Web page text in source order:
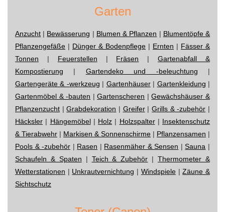
Garten
Anzucht | Bewässerung | Blumen & Pflanzen | Blumentöpfe &
Pflanzengefäße | Dünger & Bodenpflege | Ernten | Fässer &
Tonnen | Feuerstellen | Fräsen |Gartenabfall &
Kompostierung | Gartendeko und -beleuchtung |
Gartengeräte & -werkzeug | Gartenhäuser| Gartenkleidung |
Gartenmöbel & -bauten |Gartenscheren |Gewächshäuser &
Pflanzenzucht |Grabdekoration | Greifer|Grills & -zubehör |
Häcksler | Hängemöbel| Holz | Holzspalter| Insektenschutz
& Tierabwehr | Markisen & Sonnenschirme | Pflanzensamen |
Pools & -zubehör | Rasen | Rasenmäher & Sensen |Sauna |
Schaufeln & Spaten | Teich & Zubehör |Thermometer &
Wetterstationen | Unkrautvernichtung | Windspiele|Zäune &
Sichtschutz